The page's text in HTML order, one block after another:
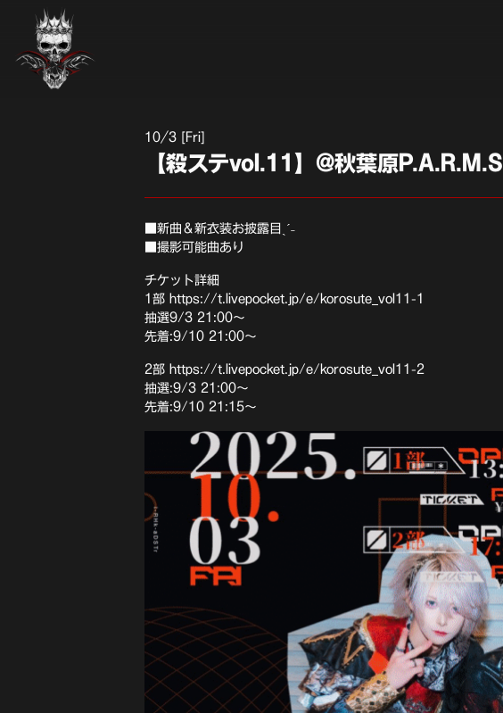
10 3 [Fri]
【殺ステvol.11】@秋葉原P.A.R.M.S
■新曲＆新衣装お披露目ˎˊ˗
■撮影可能曲あり
チケット詳細
1部 https://t.livepocket.jp/e/korosute_vol11-1
抽選9/3 21:00〜
先着:9/10 21:00〜
2部 https://t.livepocket.jp/e/korosute_vol11-2
抽選:9/3 21:00〜
先着:9/10 21:15〜